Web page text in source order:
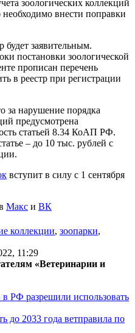
зоологических коллекций
необходимо внести поправки
будет заявительным.
постановки зоологической
прописан перечень
в реестр при регистрации
за нарушение порядка
предусмотрена
статьей 8.34 КоАП РФ.
– до 10 тыс. рублей с
вступит в силу с 1 сентября
Макс и ВК
коллекции, зоопарки,
11:29
«Ветеринарии и
РФ разрешили использовать
до 2033 года ветправила по